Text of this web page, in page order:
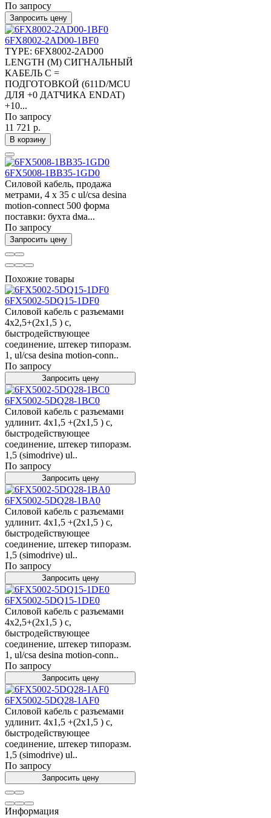
По запросу
Запросить цену
6FX8002-2AD00-1BF0
TYPE: 6FX8002-2AD00
LENGTH (M) СИГНАЛЬНЫЙ
КАБЕЛЬ С =
ПОДГОТОВКОЙ (611D/MCU
ДЛЯ +0 ДАТЧИКА ENDAT)
+10...
По запросу
11 721 р.
В корзину
6FX5008-1BB35-1GD0
Силовой кабель, продажа
метрами, 4 x 35 c ul/csa desina
motion-connect 500 форма
поставки: бухта dма...
По запросу
Запросить цену
Похожие товары
6FX5002-5DQ15-1DF0
Силовой кабель с разъемами
4x2,5+(2x1,5 ) c,
быстродействующее
соединение, штекер типоразм.
1, ul/csa desina motion-conn..
По запросу
Запросить цену
6FX5002-5DQ28-1BC0
Силовой кабель с разъемами
удлинит. 4x1,5 +(2x1,5 ) c,
быстродействующее
соединение, штекер типоразм.
1,5 (simodrive) ul..
По запросу
Запросить цену
6FX5002-5DQ28-1BA0
Силовой кабель с разъемами
удлинит. 4x1,5 +(2x1,5 ) c,
быстродействующее
соединение, штекер типоразм.
1,5 (simodrive) ul..
По запросу
Запросить цену
6FX5002-5DQ15-1DE0
Силовой кабель с разъемами
4x2,5+(2x1,5 ) c,
быстродействующее
соединение, штекер типоразм.
1, ul/csa desina motion-conn..
По запросу
Запросить цену
6FX5002-5DQ28-1AF0
Силовой кабель с разъемами
удлинит. 4x1,5 +(2x1,5 ) c,
быстродействующее
соединение, штекер типоразм.
1,5 (simodrive) ul..
По запросу
Запросить цену
Информация